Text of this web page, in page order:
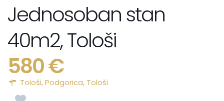
Jednosoban stan
40m2, Tološi
580 €
Tološi,Podgorica, Tološi